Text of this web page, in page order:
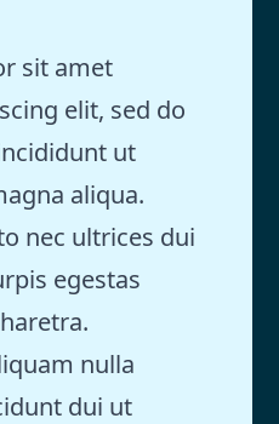
sit amet
elit, sed do
ut
aliqua.
nec ultrices dui
egestas
nulla
dui ut